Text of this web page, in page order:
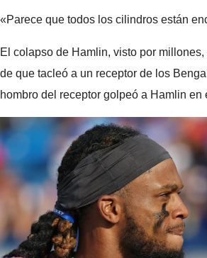
«Parece que todos los cilindros están
El colapso de Hamlin, visto por
de que tacleó a un receptor de los
hombro del receptor golpeó a Hamlin en